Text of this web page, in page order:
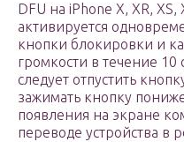
DFU на iPhone X, XR,
активируется
кнопки блокировки и
громкости в течение 10
следует отпустить
зажимать кнопку
появления на экране
переводе устройства в